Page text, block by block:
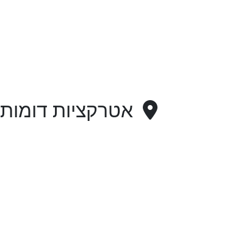
אטרקציות דומות